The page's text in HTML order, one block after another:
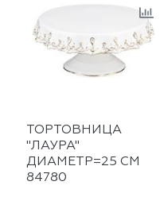
ТОРТОВНИЦА
"ЛАУРА"
ДИАМЕТР=25 СМ
84780